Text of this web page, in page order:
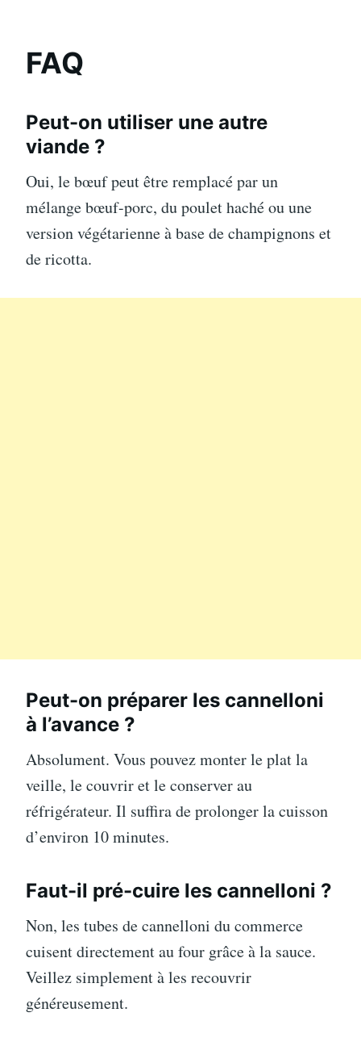
FAQ
Peut-on utiliser une autre
viande ?
Oui, le bœuf peut être remplacé par un
mélange bœuf-porc, du poulet haché ou une
version végétarienne à base de champignons et
de ricotta.
Peut-on préparer les cannelloni
à l’avance ?
Absolument. Vous pouvez monter le plat la
veille, le couvrir et le conserver au
réfrigérateur. Il suffira de prolonger la cuisson
d’environ 10 minutes.
Faut-il pré-cuire les cannelloni ?
Non, les tubes de cannelloni du commerce
cuisent directement au four grâce à la sauce.
Veillez simplement à les recouvrir
généreusement.